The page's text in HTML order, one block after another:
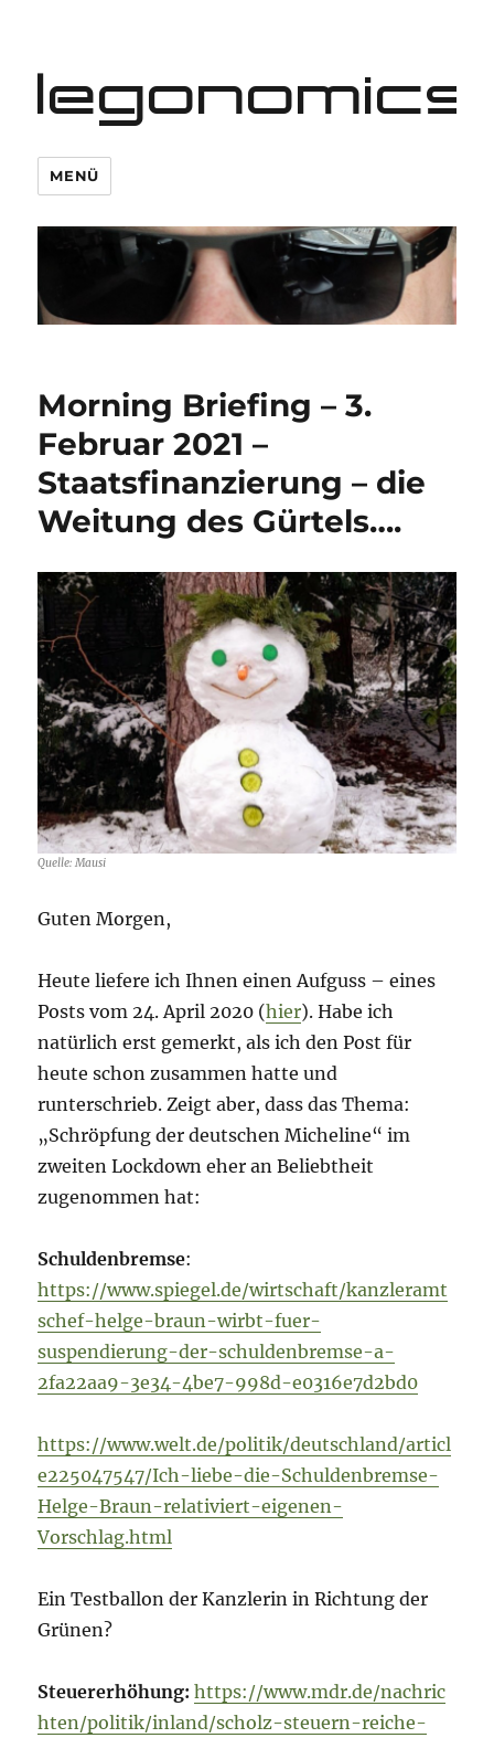
legonomics
MENÜ
Morning Briefing – 3.
Februar 2021 –
Staatsfinanzierung – die
Weitung des Gürtels….
Quelle: Mausi
Guten Morgen,
Heute liefere ich Ihnen einen Aufguss – eines
Posts vom 24. April 2020 (hier). Habe ich
natürlich erst gemerkt, als ich den Post für
heute schon zusammen hatte und
runterschrieb. Zeigt aber, dass das Thema:
„Schröpfung der deutschen Micheline“ im
zweiten Lockdown eher an Beliebtheit
zugenommen hat:
Schuldenbremse:
https://www.spiegel.de/wirtschaft/kanzleramt
schef-helge-braun-wirbt-fuer-
suspendierung-der-schuldenbremse-a-
2fa22aa9-3e34-4be7-998d-e0316e7d2bd0
https://www.welt.de/politik/deutschland/articl
e225047547/Ich-liebe-die-Schuldenbremse-
Helge-Braun-relativiert-eigenen-
Vorschlag.html
Ein Testballon der Kanzlerin in Richtung der
Grünen?
Steuererhöhung:https://www.mdr.de/nachric
hten/politik/inland/scholz-steuern-reiche-